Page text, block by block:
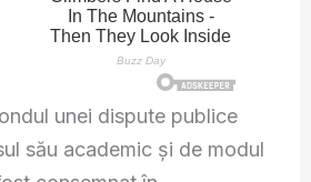
unei dispute publice
său academic și de modul